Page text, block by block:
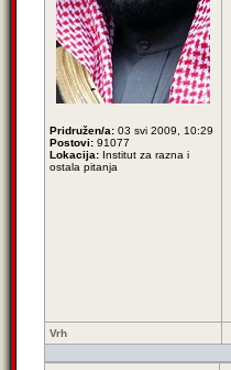
Pridružen/a: 03 svi 2009, 10:29
Postovi: 91077
Lokacija: Institut za razna i
ostala pitanja
Vrh